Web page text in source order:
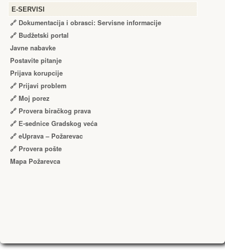
Е-SERVISI
🔗 Dokumentacija i obrasci: Servisne informacije
🔗 Budžetski portal
Javne nabavke
Postavite pitanje
Prijava korupcije
🔗 Prijavi problem
🔗 Moj porez
🔗 Provera biračkog prava
🔗 Е-sednice Gradskog veća
🔗 eUprava – Požarevac
🔗 Provera pošte
Mapa Požarevca